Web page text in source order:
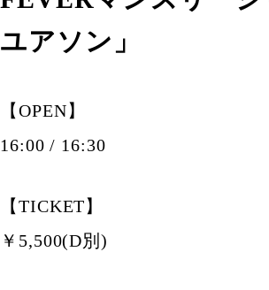
ユアソン」
【OPEN】
16:00 / 16:30
【TICKET】
￥5,500(D別)